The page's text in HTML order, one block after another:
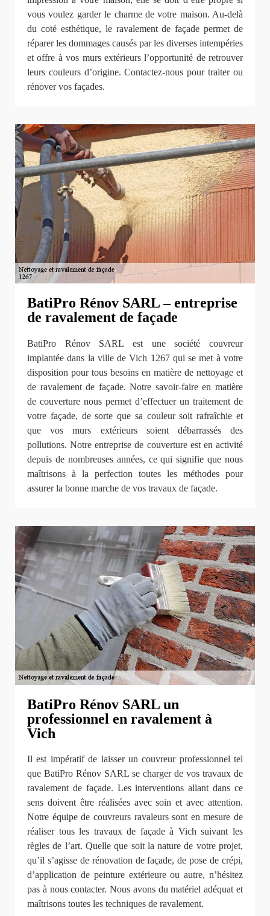
vous voulez garder le charme de votre maison. Au-delà
du coté esthétique, le ravalement de façade permet de
réparer les dommages causés par les diverses intempéries
et offre à vos murs extérieurs l’opportunité de retrouver
leurs couleurs d’origine. Contactez-nous pour traiter ou
rénover vos façades.
BatiPro Rénov SARL – entreprise
de ravalement de façade
BatiPro Rénov SARL est une société couvreur
implantée dans la ville de Vich 1267 qui se met à votre
disposition pour tous besoins en matière de nettoyage et
de ravalement de façade. Notre savoir-faire en matière
de couverture nous permet d’effectuer un traitement de
votre façade, de sorte que sa couleur soit rafraîchie et
que vos murs extérieurs soient débarrassés des
pollutions. Notre entreprise de couverture est en activité
depuis de nombreuses années, ce qui signifie que nous
maîtrisons à la perfection toutes les méthodes pour
assurer la bonne marche de vos travaux de façade.
BatiPro Rénov SARL un
professionnel en ravalement à
Vich
Il est impératif de laisser un couvreur professionnel tel
que BatiPro Rénov SARL se charger de vos travaux de
ravalement de façade. Les interventions allant dans ce
sens doivent être réalisées avec soin et avec attention.
Notre équipe de couvreurs ravaleurs sont en mesure de
réaliser tous les travaux de façade à Vich suivant les
règles de l’art. Quelle que soit la nature de votre projet,
qu’il s’agisse de rénovation de façade, de pose de crépi,
d’application de peinture extérieure ou autre, n’hésitez
pas à nous contacter. Nous avons du matériel adéquat et
maîtrisons toutes les techniques de ravalement.